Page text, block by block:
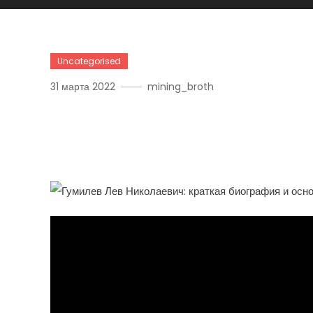
Uncategorised
31 марта 2022 mining_broth